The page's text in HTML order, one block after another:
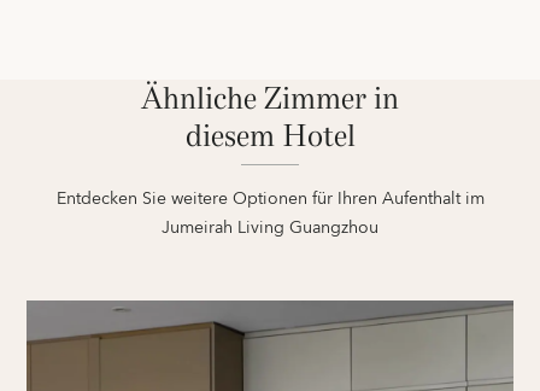
Ähnliche Zimmer in
diesem Hotel
Entdecken Sie weitere Optionen für Ihren Aufenthalt im
Jumeirah Living Guangzhou